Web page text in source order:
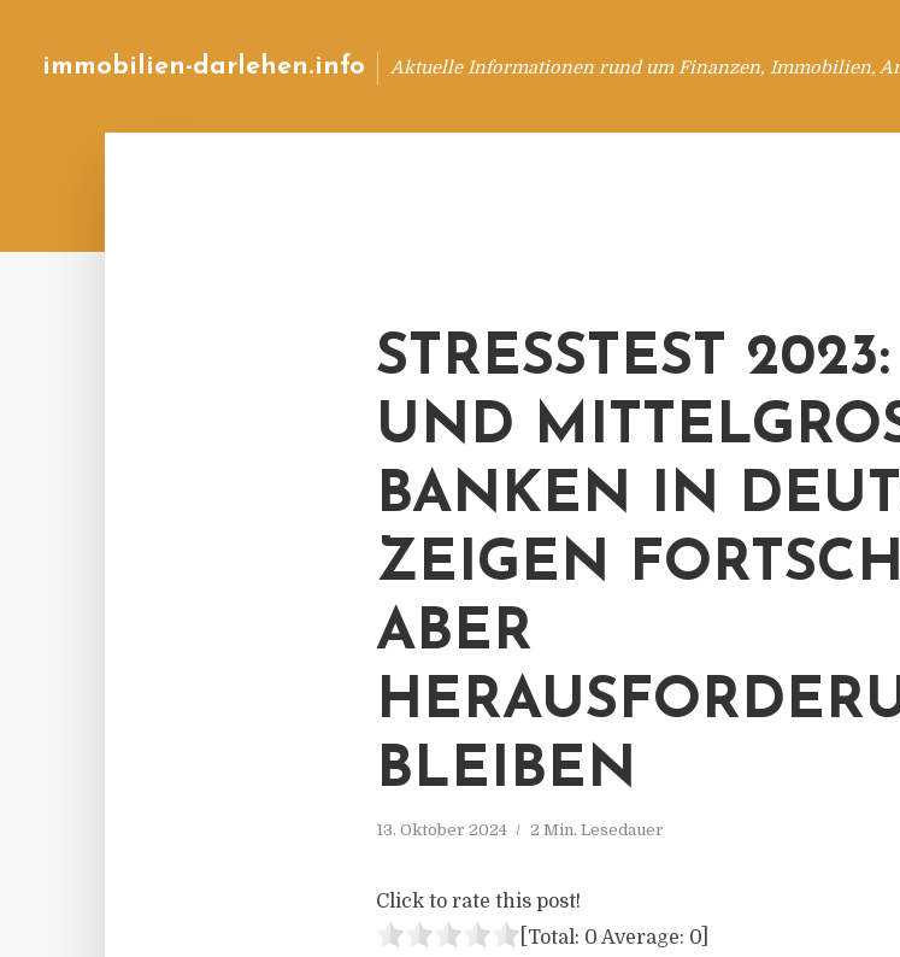
immobilien-darlehen.info Aktuelle Informationen rund um Finanzen, Immobilien,
STRESSTEST
UND
ANKEN IN
EIGEN
BER H
LEIBEN
13. Oktober 2024 2 Min. Lesedauer
Click to rate this post!
[Total: 0 Average: 0